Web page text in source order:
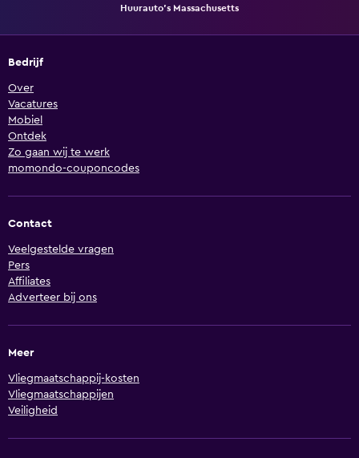
Huurauto's Massachusetts
Bedrijf
Over
Vacatures
Mobiel
Ontdek
Zo gaan wij te werk
momondo-couponcodes
Contact
Veelgestelde vragen
Pers
Affiliates
Adverteer bij ons
Meer
Vliegmaatschappij-kosten
Vliegmaatschappijen
Veiligheid